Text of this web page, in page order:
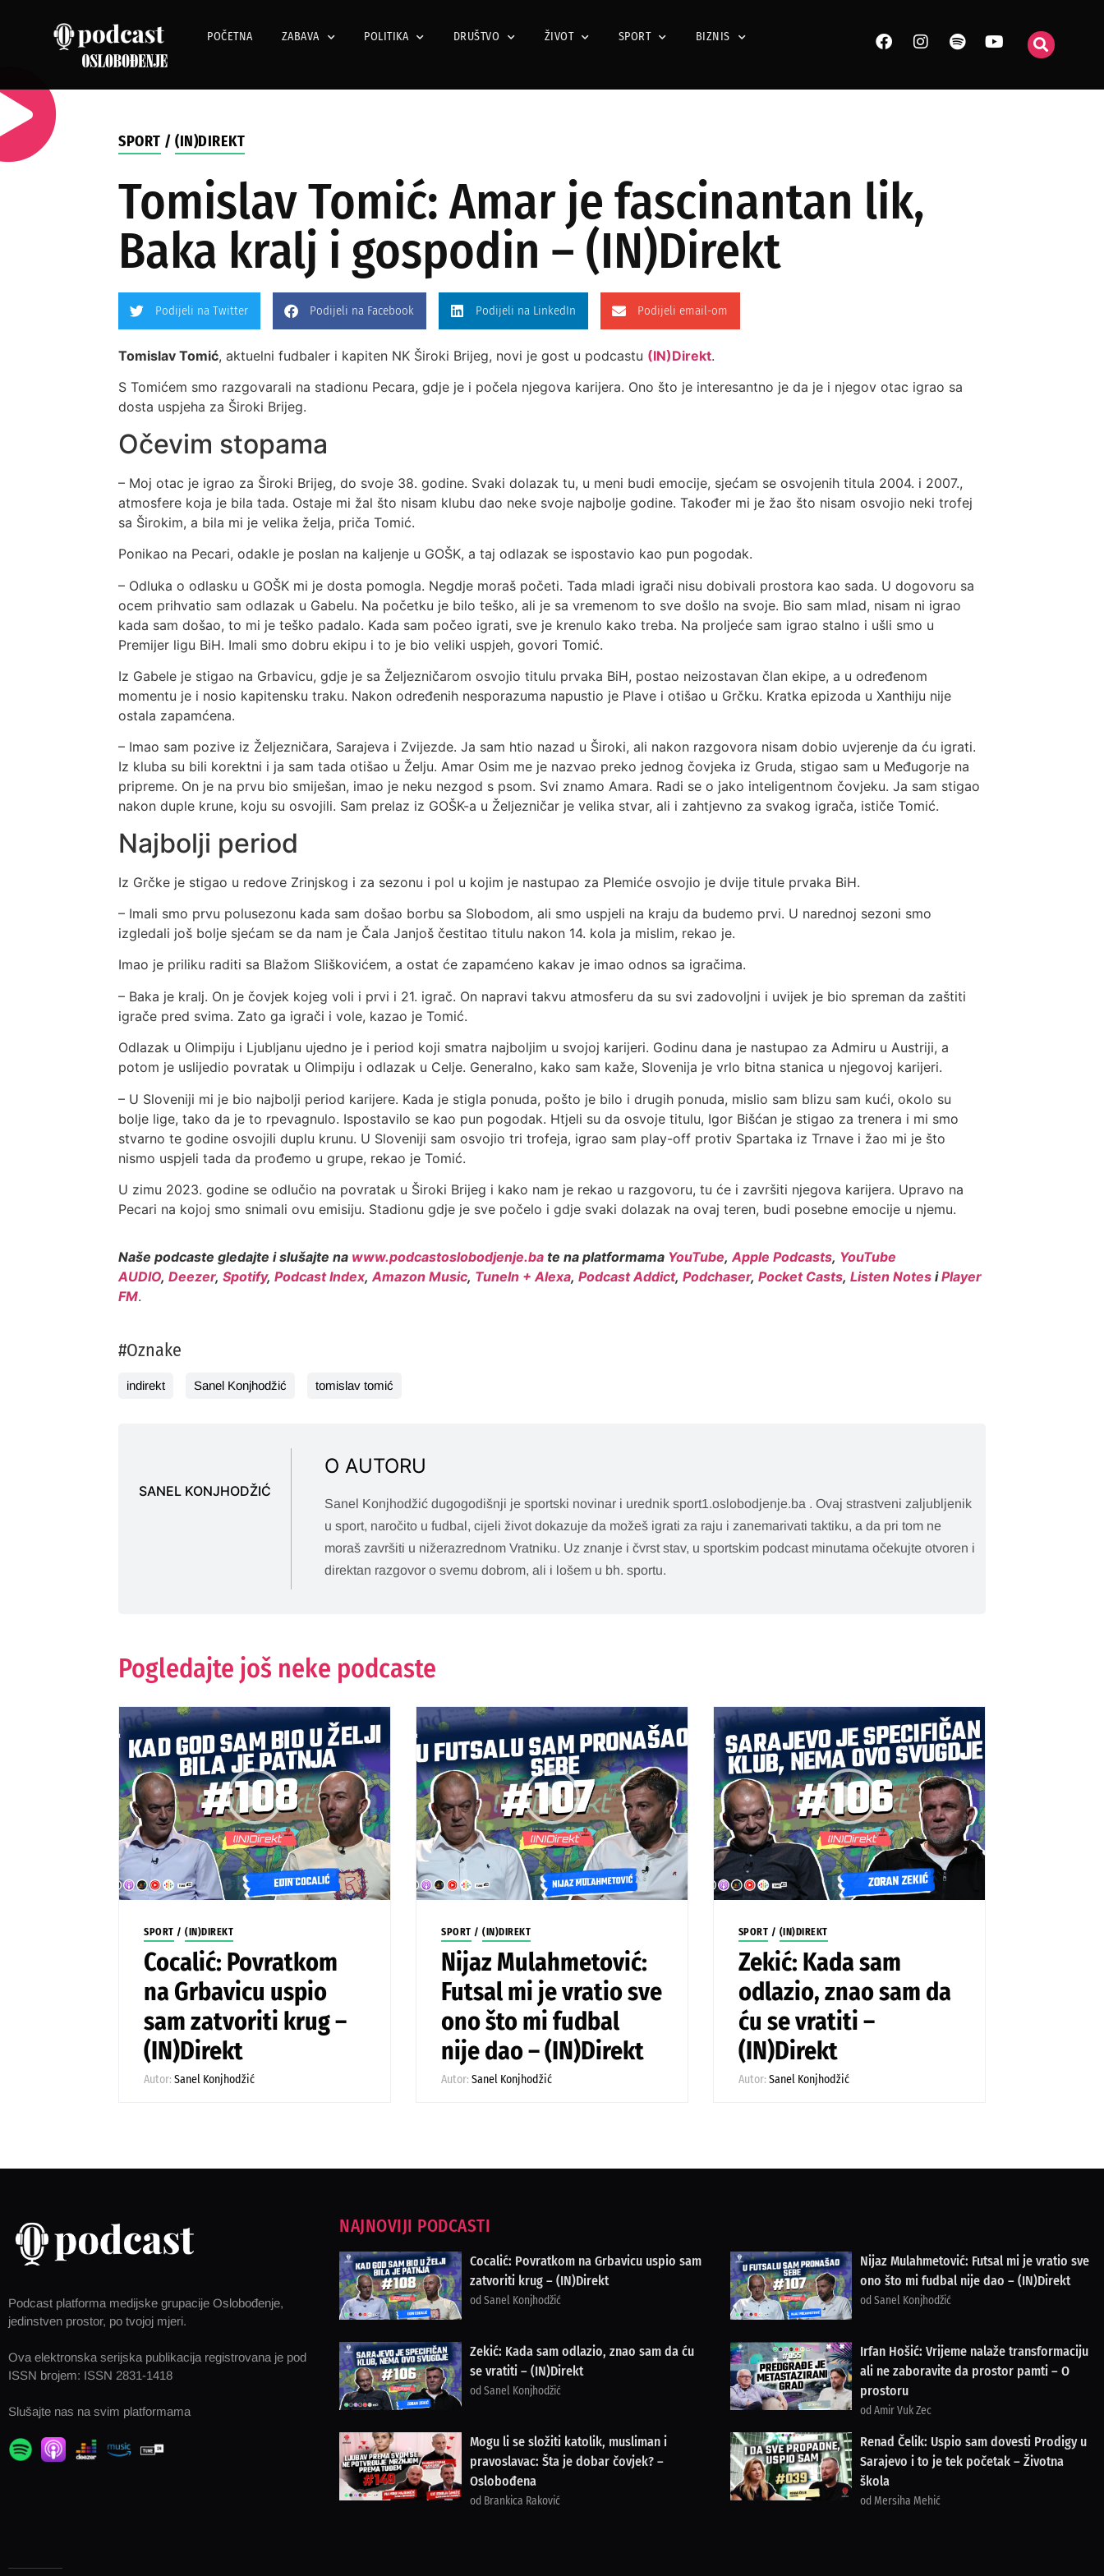
POČETNA ZABAVA POLITIKA DRUŠTVO ŽIVOT SPORT BIZNIS
SPORT /(IN)DIREKT
Tomislav Tomić: Amar je fascinantan lik,
Baka kralj i gospodin – (IN)Direkt
Podijeli na Twitter Podijeli na Facebook Podijeli na LinkedIn Podijeli email-om
Tomislav Tomić, aktuelni fudbaler i kapiten NK Široki Brijeg, novi je gost u podcastu (IN)Direkt.
S Tomićem smo razgovarali na stadionu Pecara, gdje je i počela njegova karijera. Ono što je interesantno je da je i njegov otac igrao sa
dosta uspjeha za Široki Brijeg.
Očevim stopama
– Moj otac je igrao za Široki Brijeg, do svoje 38. godine. Svaki dolazak tu, u meni budi emocije, sjećam se osvojenih titula 2004. i 2007.,
atmosfere koja je bila tada. Ostaje mi žal što nisam klubu dao neke svoje najbolje godine. Također mi je žao što nisam osvojio neki trofej
sa Širokim, a bila mi je velika želja, priča Tomić.
Ponikao na Pecari, odakle je poslan na kaljenje u GOŠK, a taj odlazak se ispostavio kao pun pogodak.
– Odluka o odlasku u GOŠK mi je dosta pomogla. Negdje moraš početi. Tada mladi igrači nisu dobivali prostora kao sada. U dogovoru sa
ocem prihvatio sam odlazak u Gabelu. Na početku je bilo teško, ali je sa vremenom to sve došlo na svoje. Bio sam mlad, nisam ni igrao
kada sam došao, to mi je teško padalo. Kada sam počeo igrati, sve je krenulo kako treba. Na proljeće sam igrao stalno i ušli smo u
Premijer ligu BiH. Imali smo dobru ekipu i to je bio veliki uspjeh, govori Tomić.
Iz Gabele je stigao na Grbavicu, gdje je sa Željezničarom osvojio titulu prvaka BiH, postao neizostavan član ekipe, a u određenom
momentu je i nosio kapitensku traku. Nakon određenih nesporazuma napustio je Plave i otišao u Grčku. Kratka epizoda u Xanthiju nije
ostala zapamćena.
– Imao sam pozive iz Željezničara, Sarajeva i Zvijezde. Ja sam htio nazad u Široki, ali nakon razgovora nisam dobio uvjerenje da ću igrati.
Iz kluba su bili korektni i ja sam tada otišao u Želju. Amar Osim me je nazvao preko jednog čovjeka iz Gruda, stigao sam u Međugorje na
pripreme. On je na prvu bio smiješan, imao je neku nezgod s psom. Svi znamo Amara. Radi se o jako inteligentnom čovjeku. Ja sam stigao
nakon duple krune, koju su osvojili. Sam prelaz iz GOŠK-a u Željezničar je velika stvar, ali i zahtjevno za svakog igrača, ističe Tomić.
Najbolji period
Iz Grčke je stigao u redove Zrinjskog i za sezonu i pol u kojim je nastupao za Plemiće osvojio je dvije titule prvaka BiH.
– Imali smo prvu polusezonu kada sam došao borbu sa Slobodom, ali smo uspjeli na kraju da budemo prvi. U narednoj sezoni smo
izgledali još bolje sjećam se da nam je Čala Janjoš čestitao titulu nakon 14. kola ja mislim, rekao je.
Imao je priliku raditi sa Blažom Sliškovićem, a ostat će zapamćeno kakav je imao odnos sa igračima.
– Baka je kralj. On je čovjek kojeg voli i prvi i 21. igrač. On napravi takvu atmosferu da su svi zadovoljni i uvijek je bio spreman da zaštiti
igrače pred svima. Zato ga igrači i vole, kazao je Tomić.
Odlazak u Olimpiju i Ljubljanu ujedno je i period koji smatra najboljim u svojoj karijeri. Godinu dana je nastupao za Admiru u Austriji, a
potom je uslijedio povratak u Olimpiju i odlazak u Celje. Generalno, kako sam kaže, Slovenija je vrlo bitna stanica u njegovoj karijeri.
– U Sloveniji mi je bio najbolji period karijere. Kada je stigla ponuda, pošto je bilo i drugih ponuda, mislio sam blizu sam kući, okolo su
bolje lige, tako da je to rpevagnulo. Ispostavilo se kao pun pogodak. Htjeli su da osvoje titulu, Igor Bišćan je stigao za trenera i mi smo
stvarno te godine osvojili duplu krunu. U Sloveniji sam osvojio tri trofeja, igrao sam play-off protiv Spartaka iz Trnave i žao mi je što
nismo uspjeli tada da prođemo u grupe, rekao je Tomić.
U zimu 2023. godine se odlučio na povratak u Široki Brijeg i kako nam je rekao u razgovoru, tu će i završiti njegova karijera. Upravo na
Pecari na kojoj smo snimali ovu emisiju. Stadionu gdje je sve počelo i gdje svaki dolazak na ovaj teren, budi posebne emocije u njemu.
Naše podcaste gledajte i slušajte na www.podcastoslobodjenje.bate na platformama YouTube,Apple Podcasts, YouTube
AUDIO,Deezer,Spotify,Podcast Index,Amazon Music, TuneIn + Alexa,Podcast Addict,Podchaser,Pocket Casts,Listen Notes iPlayer
FM.
#Oznake
indirekt Sanel Konjhodžić tomislav tomić
SANEL KONJHODŽIĆ
O AUTORU
Sanel Konjhodžić dugogodišnji je sportski novinar i urednik sport1.oslobodjenje.ba . Ovaj strastveni zaljubljenik
u sport, naročito u fudbal, cijeli život dokazuje da možeš igrati za raju i zanemarivati taktiku, a da pri tom ne
moraš završiti u nižerazrednom Vratniku. Uz znanje i čvrst stav, u sportskim podcast minutama očekujte otvoren i
direktan razgovor o svemu dobrom, ali i lošem u bh. sportu.
Pogledajte još neke podcaste
SPORT /(IN)DIREKT
Cocalić: Povratkom
na Grbavicu uspio
sam zatvoriti krug –
(IN)Direkt
Autor:Sanel Konjhodžić
SPORT /(IN)DIREKT
Nijaz Mulahmetović:
Futsal mi je vratio sve
ono što mi fudbal
nije dao – (IN)Direkt
Autor:Sanel Konjhodžić
SPORT / (IN)DIREKT
Zekić: Kada sam
odlazio, znao sam da
ću se vratiti –
(IN)Direkt
Autor: Sanel Konjhodžić
Podcast platforma medijske grupacije Oslobođenje,
jedinstven prostor, po tvojoj mjeri.
Ova elektronska serijska publikacija registrovana je pod
ISSN brojem: ISSN 2831-1418
Slušajte nas na svim platformama
NAJNOVIJI PODCASTI
Cocalić: Povratkom na Grbavicu uspio sam
zatvoriti krug – (IN)Direkt
od Sanel Konjhodžić
Nijaz Mulahmetović: Futsal mi je vratio sve
ono što mi fudbal nije dao – (IN)Direkt
od Sanel Konjhodžić
Zekić: Kada sam odlazio, znao sam da ću
se vratiti – (IN)Direkt
od Sanel Konjhodžić
Irfan Hošić: Vrijeme nalaže transformaciju
ali ne zaboravite da prostor pamti – O
prostoru
od Amir Vuk Zec
Mogu li se složiti katolik, musliman i
pravoslavac: Šta je dobar čovjek? –
Oslobođena
od Brankica Raković
Renad Čelik: Uspio sam dovesti Prodigy u
Sarajevo i to je tek početak – Životna
škola
od Mersiha Mehić